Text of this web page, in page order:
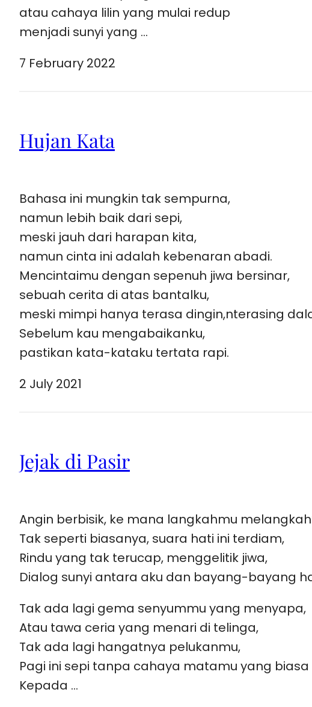
atau cahaya lilin yang mulai redup
menjadi sunyi yang …
7 February 2022
Hujan Kata
Bahasa ini mungkin tak sempurna,
namun lebih baik dari sepi,
meski jauh dari harapan kita,
namun cinta ini adalah kebenaran abadi.
Mencintaimu dengan sepenuh jiwa bersinar,
sebuah cerita di atas bantalku,
meski mimpi hanya terasa dingin,nterasing
Sebelum kau mengabaikanku,
pastikan kata-kataku tertata rapi.
2 July 2021
Jejak di Pasir
Angin berbisik, ke mana langkahmu
Tak seperti biasanya, suara hati ini terdiam,
Rindu yang tak terucap, menggelitik jiwa,
Dialog sunyi antara aku dan bayang-bayang
Tak ada lagi gema senyummu yang menyapa,
Atau tawa ceria yang menari di telinga,
Tak ada lagi hangatnya pelukanmu,
Pagi ini sepi tanpa cahaya matamu yang biasa
Kepada …